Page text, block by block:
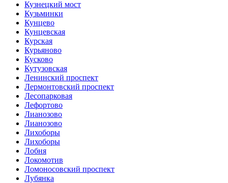
Кузнецкий мост
Кузьминки
Кунцево
Кунцевская
Курская
Курьяново
Кусково
Кутузовская
Ленинский проспект
Лермонтовский проспект
Лесопарковая
Лефортово
Лианозово
Лианозово
Лихоборы
Лихоборы
Лобня
Локомотив
Ломоносовский проспект
Лубянка